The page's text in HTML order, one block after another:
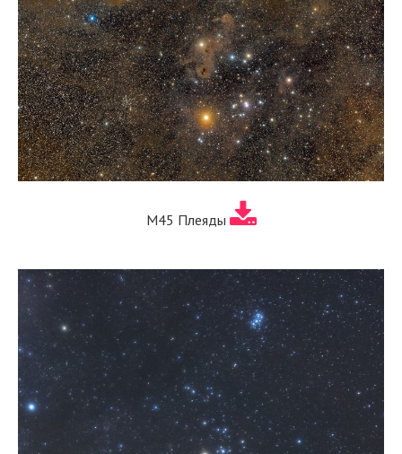
М45 Плеяды